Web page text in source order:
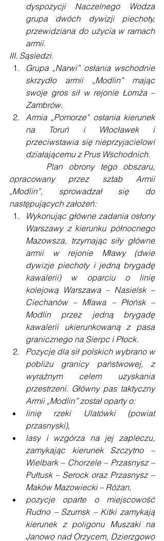
dyspozycji Naczelnego Wodza
grupa dwóch dywizji piechoty,
przewidziana do użycia w ramach
armii.
III. Sąsiedzi.
Grupa „Narwi” osłania wschodnie
skrzydło armii „Modlin” mając
swoje gros sił w rejonie Łomża –
Zambrów.
Armia „Pomorze” osłania kierunek
na Toruń i Włocławek i
przeciwstawia się nieprzyjacielowi
działającemu z Prus Wschodnich.
opracowany przez sztab Armii
„Modlin”, sprowadzał się do
następujących założeń:
Wykonując główne zadania osłony
Warszawy z kierunku północnego
Mazowsza, trzymając siły główne
armii w rejonie Mławy (dwie
dywizje piechoty i jedną brygadę
kawalerii) w oparciu o linię
kolejową Warszawa – Nasielsk –
Ciechanów – Mława – Płońsk –
Modlin przez jedną brygadę
kawalerii ukierunkowaną z pasa
granicznego na Sierpc i Płock.
Pozycje dla sił polskich wybrano w
pobliżu granicy państwowej, z
wyraźnym celem uzyskania
przestrzeni. Główny pas taktyczny
Armii „Modlin” został oparty o:
linię rzeki Ulatówki (powiat
przasnyski),
lasy i wzgórza na jej zapleczu,
zamykając kierunek Szczytno –
Wielbark – Chorzele – Przasnysz –
Pułtusk – Serock oraz Przasnysz –
Maków Mazowiecki – Różan,
pozycje oparte o miejscowość
Rudno – Szumsk – Kitki zamykają
kierunek z poligonu Muszaki na
Janowo nad Orzycem, Dzierzgowo